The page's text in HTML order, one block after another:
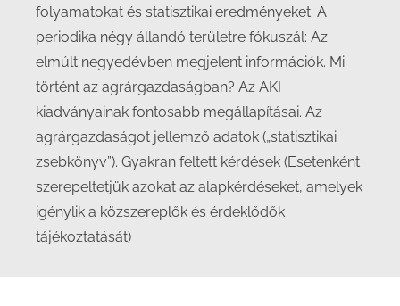
folyamatokat és statisztikai eredményeket. A
periodika négy állandó területre fókuszál: Az
elmúlt negyedévben megjelent információk. Mi
történt az agrárgazdaságban? Az AKI
kiadványainak fontosabb megállapításai. Az
agrárgazdaságot jellemző adatok („statisztikai
zsebkönyv”). Gyakran feltett kérdések (Esetenként
szerepeltetjük azokat az alapkérdéseket, amelyek
igénylik a közszereplők és érdeklődők
tájékoztatását)